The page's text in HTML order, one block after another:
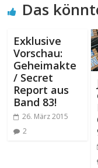
Das
Exklusive
Vorschau:
Geheimakte
/ Secret
Report aus
Band 83!
26. März 2015
2